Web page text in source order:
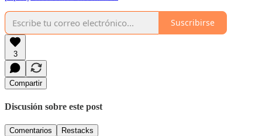
Suscribirse
3
Compartir
Discusión sobre este post
Comentarios Restacks